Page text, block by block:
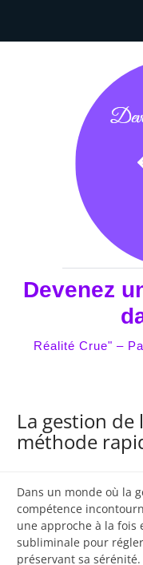
Devenez
Réalité Crue" –
La gestion
méthode
Dans un monde où la
compétence
une approche à la fois
subliminale pour
préservant sa